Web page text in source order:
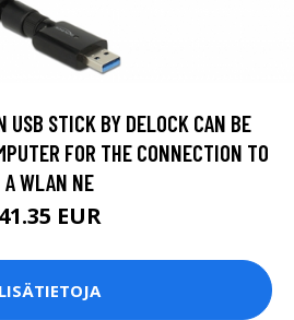
USB STICK BY DELOCK CAN BE
FOR THE CONNECTION TO
A WLAN NE
41.35 EUR
LISÄTIETOJA